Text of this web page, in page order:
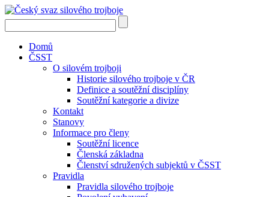
Domů
ČSST
O silovém trojboji
Historie silového trojboje v ČR
Definice a soutěžní disciplíny
Soutěžní kategorie a divize
Kontakt
Stanovy
Informace pro členy
Soutěžní licence
Členská základna
Členství sdružených subjektů v ČSST
Pravidla
Pravidla silového trojboje